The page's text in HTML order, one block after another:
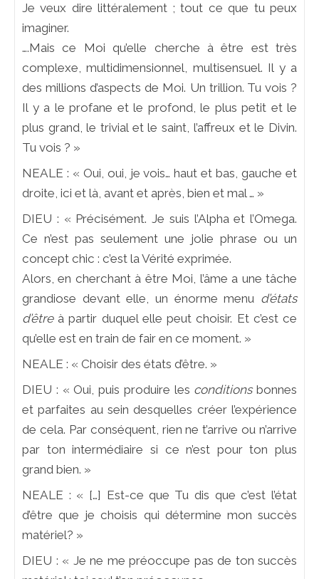
Je veux dire littéralement ; tout ce que tu peux
imaginer.
….Mais ce Moi qu’elle cherche à être est très
complexe, multidimensionnel, multisensuel. Il y a
des millions d’aspects de Moi. Un trillion. Tu vois ?
Il y a le profane et le profond, le plus petit et le
plus grand, le trivial et le saint, l’affreux et le Divin.
Tu vois ? »
NEALE : « Oui, oui, je vois… haut et bas, gauche et
droite, ici et là, avant et après, bien et mal … »
DIEU : « Précisément. Je suis l’Alpha et l’Omega.
Ce n’est pas seulement une jolie phrase ou un
concept chic : c’est la Vérité exprimée.
Alors, en cherchant à être Moi, l’âme a une tâche
grandiose devant elle, un énorme menu d’états
d’êtreà partir duquel elle peut choisir. Et c’est ce
qu’elle est en train de fair en ce moment. »
NEALE : « Choisir des états d’être. »
DIEU : « Oui, puis produire les conditionsbonnes
et parfaites au sein desquelles créer l’expérience
de cela. Par conséquent, rien ne t’arrive ou n’arrive
par ton intermédiaire si ce n’est pour ton plus
grand bien. »
NEALE : « […] Est-ce que Tu dis que c’est l’état
d’être que je choisis qui détermine mon succès
matériel? »
DIEU : « Je ne me préoccupe pas de ton succès